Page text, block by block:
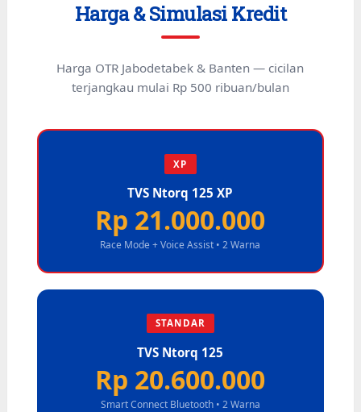
Harga & Simulasi Kredit
Harga OTR Jabodetabek & Banten — cicilan
terjangkau mulai Rp 500 ribuan/bulan
XP
TVS Ntorq 125 XP
Rp 21.000.000
Race Mode + Voice Assist • 2 Warna
STANDAR
TVS Ntorq 125
Rp 20.600.000
Smart Connect Bluetooth • 2 Warna